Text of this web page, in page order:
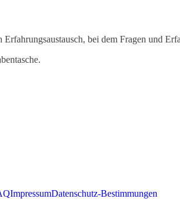
bei dem Fragen und
ImpressumDatenschutz-Bestimmungen